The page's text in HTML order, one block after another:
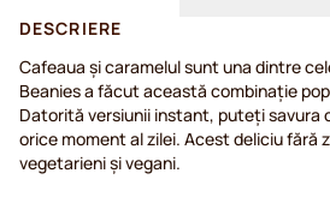
DESCRIERE
Cafeaua și caramelul sunt una dintre
Beanies a făcut această combinație
Datorită versiunii instant, puteți savura
orice moment al zilei. Acest deliciu fără
vegetarieni și vegani.